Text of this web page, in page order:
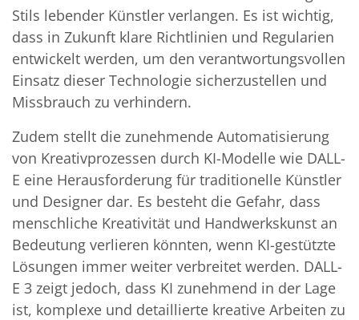
Stils lebender Künstler verlangen. Es ist wichtig,
dass in Zukunft klare Richtlinien und Regularien
entwickelt werden, um den verantwortungsvollen
Einsatz dieser Technologie sicherzustellen und
Missbrauch zu verhindern.
Zudem stellt die zunehmende Automatisierung
von Kreativprozessen durch KI-Modelle wie DALL-
E eine Herausforderung für traditionelle Künstler
und Designer dar. Es besteht die Gefahr, dass
menschliche Kreativität und Handwerkskunst an
Bedeutung verlieren könnten, wenn KI-gestützte
Lösungen immer weiter verbreitet werden. DALL-
E 3 zeigt jedoch, dass KI zunehmend in der Lage
ist, komplexe und detaillierte kreative Arbeiten zu